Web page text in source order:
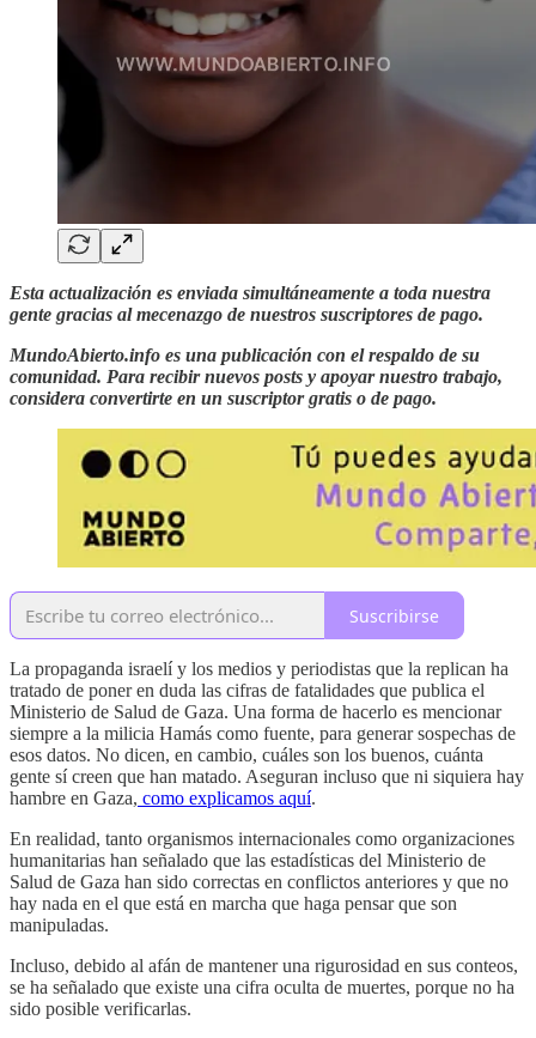
Esta actualización es enviada simultáneamente a toda nuestra
gente gracias al mecenazgo de nuestros suscriptores de pago.
MundoAbierto.info es una publicación con el respaldo de su
comunidad. Para recibir nuevos posts y apoyar nuestro trabajo,
considera convertirte en un suscriptor gratis o de pago.
Suscribirse
La propaganda israelí y los medios y periodistas que la replican ha
tratado de poner en duda las cifras de fatalidades que publica el
Ministerio de Salud de Gaza. Una forma de hacerlo es mencionar
siempre a la milicia Hamás como fuente, para generar sospechas de
esos datos. No dicen, en cambio, cuáles son los buenos, cuánta
gente sí creen que han matado. Aseguran incluso que ni siquiera hay
hambre en Gaza, como explicamos aquí.
En realidad, tanto organismos internacionales como organizaciones
humanitarias han señalado que las estadísticas del Ministerio de
Salud de Gaza han sido correctas en conflictos anteriores y que no
hay nada en el que está en marcha que haga pensar que son
manipuladas.
Incluso, debido al afán de mantener una rigurosidad en sus conteos,
se ha señalado que existe una cifra oculta de muertes, porque no ha
sido posible verificarlas.